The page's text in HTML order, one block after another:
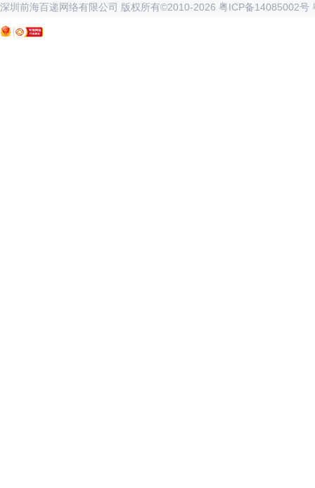
深圳前海百递网络有限公司 版权所有©2010-2026 粤ICP备14085002号